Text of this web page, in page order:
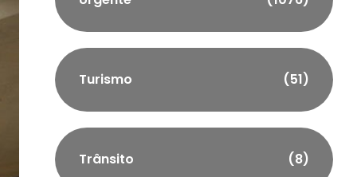
Turismo (51)
Trânsito (8)